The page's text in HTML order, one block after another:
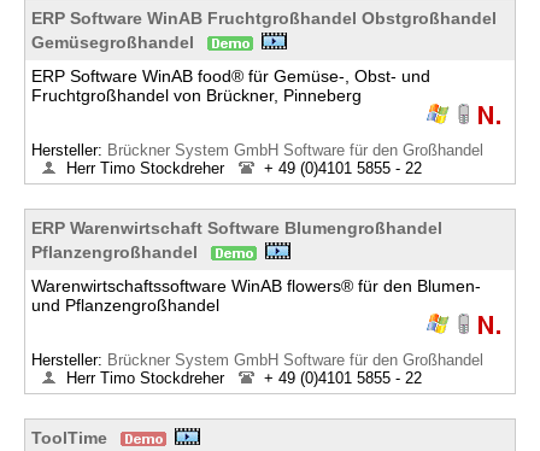
ERP Software WinAB Fruchtgroßhandel Obstgroßhandel
Gemüsegroßhandel
ERP Software WinAB food® für Gemüse-, Obst- und
Fruchtgroßhandel von Brückner, Pinneberg
Hersteller: Brückner System GmbH Software für den Großhandel
Herr Timo Stockdreher
+ 49 (0)4101 5855 - 22
ERP Warenwirtschaft Software Blumengroßhandel
Pflanzengroßhandel
Warenwirtschaftssoftware WinAB flowers® für den Blumen-
und Pflanzengroßhandel
Hersteller: Brückner System GmbH Software für den Großhandel
Herr Timo Stockdreher
+ 49 (0)4101 5855 - 22
ToolTime